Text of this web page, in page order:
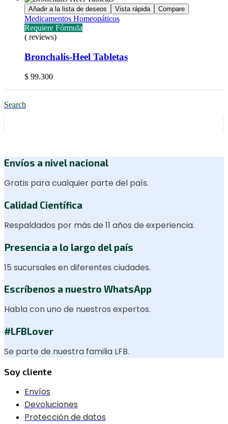
Añadir a la lista de deseos Vista rápida Compare
Medicamentos Homeopáticos
Requiere Fórmula
( reviews)
Bronchalis-Heel Tabletas
$ 99.300
Search
Envíos a nivel nacional
Gratis para cualquier parte del país.
Calidad Científica
Respaldados por más de 11 años de experiencia.
Presencia a lo largo del país
15 sucursales en diferentes ciudades.
Escríbenos a nuestro WhatsApp
Habla con uno de nuestros expertos.
#LFBLover
Se parte de nuestra familia LFB.
Soy cliente
Envíos
Devoluciones
Protección de datos